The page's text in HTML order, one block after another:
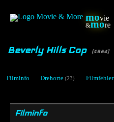
movie
&more
Beverly Hills Cop [1984]
Filminfo Drehorte (23) Filmfehler
Filminfo